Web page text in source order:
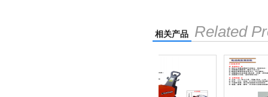
相关产品 Related